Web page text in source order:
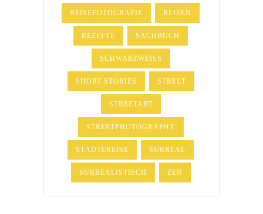
REISEFOTOGRAFIE REISEN
REZEPTE SACHBUCH
SCHWARZWEISS
SHORT STORIES STREET
STREETART
STREETPHOTOGRAPHY
STÄDTEREISE SURREAL
SURREALISTISCH ZEN